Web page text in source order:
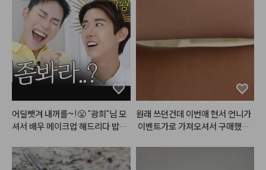
만들어주세요
어딜뺏겨 내꺼를~!😤 "광희"님 모
셔서 배우 메이크업 해드리다 밥그
원래 쓰던건데 이번애 현서 언니가
이벤트가로 가져오셔서 구매했어